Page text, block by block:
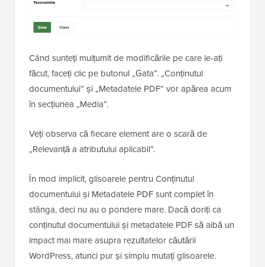
Când sunteți mulțumit de modificările pe care le-ați
făcut, faceți clic pe butonul „Gata”. „Conținutul
documentului” și „Metadatele PDF” vor apărea acum
în secțiunea „Media”.
Veți observa că fiecare element are o scară de
„Relevanță a atributului aplicabil”.
În mod implicit, glisoarele pentru Conținutul
documentului și Metadatele PDF sunt complet în
stânga, deci nu au o pondere mare. Dacă doriți ca
conținutul documentului și metadatele PDF să aibă un
impact mai mare asupra rezultatelor căutării
WordPress, atunci pur și simplu mutați glisoarele.